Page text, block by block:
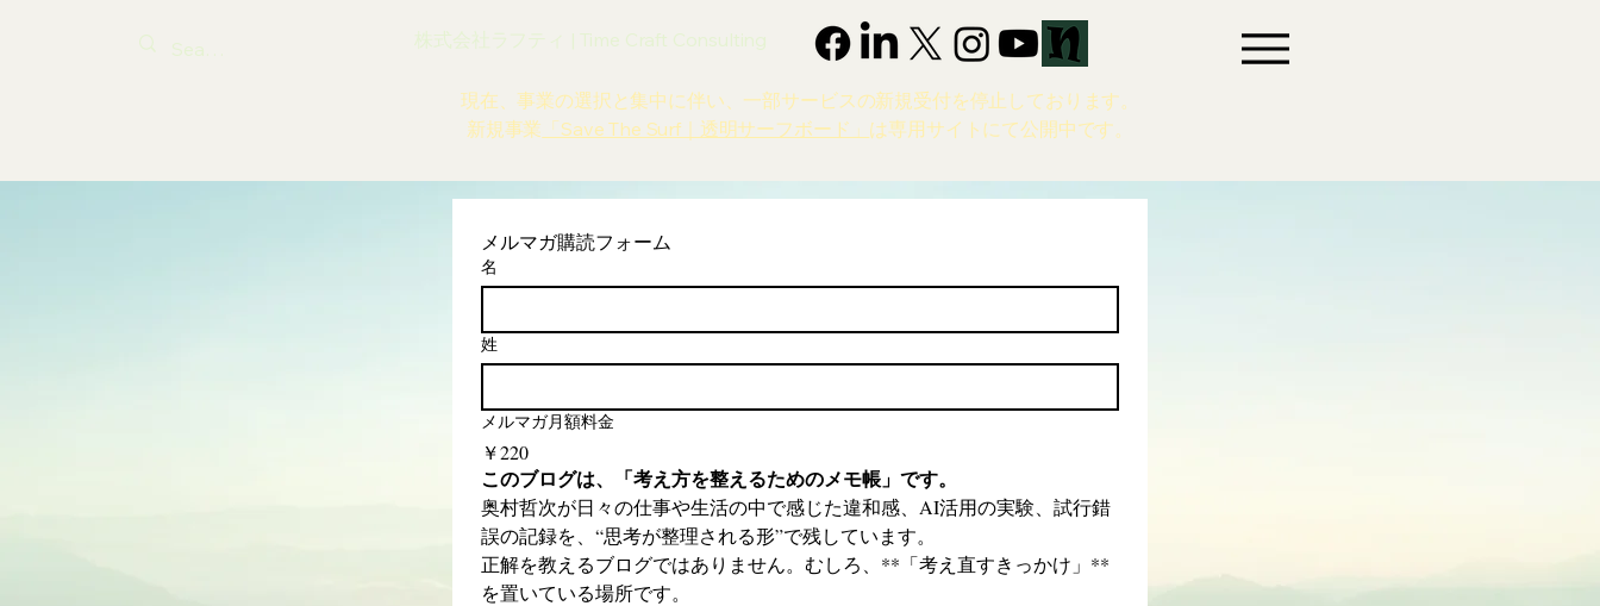
株式会社ラフティ | Time Craft Consulting
現在、事業の選択と集中に伴い、一部サービスの新規受付を停止しております。
新規事業 「Save The Surf｜透明サーフボード」 は専用サイトにて公開中です。
メルマガ購読フォーム
名
姓
メルマガ月額料金
￥220
このブログは、「考え方を整えるためのメモ帳」です。
奥村哲次が日々の仕事や生活の中で感じた違和感、AI活用の実験、試行錯
誤の記録を、“思考が整理される形”で残しています。
正解を教えるブログではありません。むしろ、**「考え直すきっかけ」**
を置いている場所です。